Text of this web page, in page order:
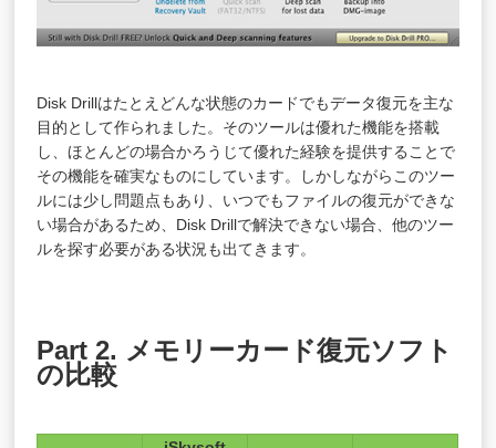
Disk Drillはたとえどんな状態のカードでもデータ復元を主な
目的として作られました。そのツールは優れた機能を搭載
し、ほとんどの場合かろうじて優れた経験を提供することで
その機能を確実なものにしています。しかしながらこのツー
ルには少し問題点もあり、いつでもファイルの復元ができな
い場合があるため、Disk Drillで解決できない場合、他のツー
ルを探す必要がある状況も出てきます。
Part 2. メモリーカード復元ソフト
の比較